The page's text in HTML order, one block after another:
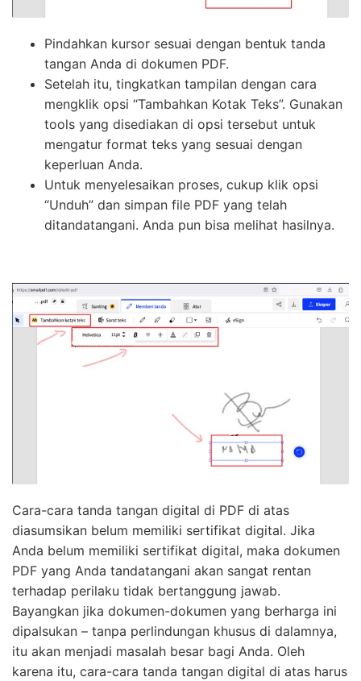
Pindahkan kursor sesuai dengan bentuk tanda
tangan Anda di dokumen PDF.
Setelah itu, tingkatkan tampilan dengan cara
mengklik opsi “Tambahkan Kotak Teks”. Gunakan
tools yang disediakan di opsi tersebut untuk
mengatur format teks yang sesuai dengan
keperluan Anda.
Untuk menyelesaikan proses, cukup klik opsi
“Unduh” dan simpan file PDF yang telah
ditandatangani. Anda pun bisa melihat hasilnya.
Cara-cara tanda tangan digital di PDF di atas
diasumsikan belum memiliki sertifikat digital. Jika
Anda belum memiliki sertifikat digital, maka dokumen
PDF yang Anda tandatangani akan sangat rentan
terhadap perilaku tidak bertanggung jawab.
Bayangkan jika dokumen-dokumen yang berharga ini
dipalsukan – tanpa perlindungan khusus di dalamnya,
itu akan menjadi masalah besar bagi Anda. Oleh
karena itu, cara-cara tanda tangan digital di atas harus